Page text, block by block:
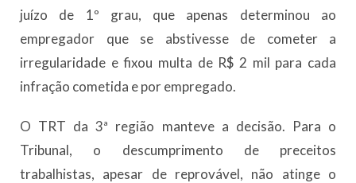
juízo de 1º grau, que apenas determinou ao
empregador que se abstivesse de cometer a
irregularidade e fixou multa de R$ 2 mil para cada
infração cometida e por empregado.
O TRT da 3ª região manteve a decisão. Para o
Tribunal, o descumprimento de preceitos
trabalhistas, apesar de reprovável, não atinge o